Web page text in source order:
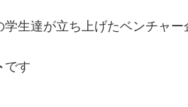
生達が立ち上げたベンチャー
です